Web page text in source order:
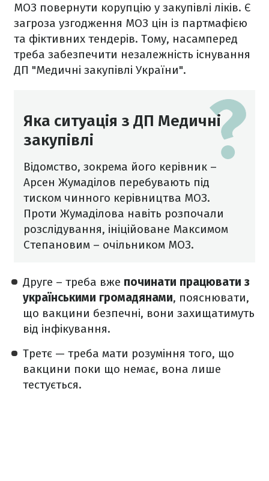
МОЗ повернути корупцію у закупівлі ліків. Є
загроза узгодження МОЗ цін із партмафією
та фіктивних тендерів. Тому, насамперед
треба забезпечити незалежність існування
ДП "Медичні закупівлі України".
Яка ситуація з ДП Медичні
закупівлі
Відомство, зокрема його керівник –
Арсен Жумаділов перебувають під
тиском чинного керівництва МОЗ.
Проти Жумаділова навіть розпочали
розслідування, ініційоване Максимом
Степановим – очільником МОЗ.
Друге – треба вже починати працювати з
українськими громадянами, пояснювати,
що вакцини безпечні, вони захищатимуть
від інфікування.
Третє — треба мати розуміння того, що
вакцини поки що немає, вона лише
тестується.